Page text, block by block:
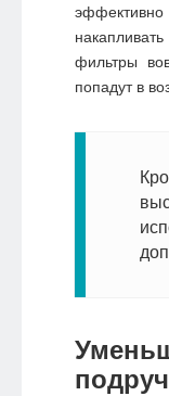
фильтры
попадут в